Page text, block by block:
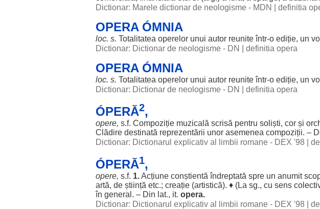
Dictionar: Marele dictionar de neologisme - MDN
definitia
OPERA ÓMNIA
loc. s. Totalitatea operelor unui autor reuniteîntr-o ediție, un
Dictionar: Dictionar de neologisme - DN
definitia opera
OPERA ÓMNIA
loc. s. Totalitatea operelor unui autor reuniteîntr-o ediție, un
Dictionar: Dictionar de neologisme - DN
definitia opera
ÓPERĂ2,
opere, s.f. Compoziție muzicală scrisă pentru soliști, cor și
Clădire destinată reprezentării unor asemenea compoziții. –
Dictionar: Dictionarul explicativ al limbii romane - DEX '98
ÓPERĂ1,
opere, s.f. 1.Acțiune conștientă îndreptată spre un anumit
artă, de știință etc.; creație (artistică). ♦ (La sg., cu sens
în general . – Din lat., it. opera.
Dictionar: Dictionarul explicativ al limbii romane - DEX '98